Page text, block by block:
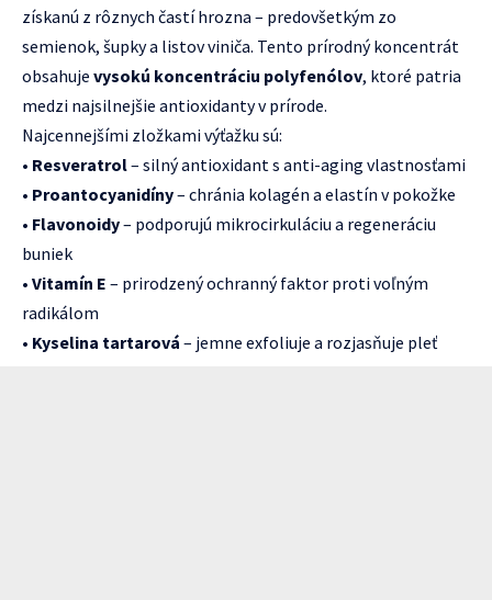
získanú z rôznych častí hrozna – predovšetkým zo
semienok, šupky a listov viniča. Tento prírodný koncentrát
obsahuje vysokú koncentráciu polyfenólov, ktoré patria
medzi najsilnejšie antioxidanty v prírode.
Najcennejšími zložkami výťažku sú:
• Resveratrol– silný antioxidant s anti-aging vlastnosťami
• Proantocyanidíny– chránia kolagén a elastín v pokožke
• Flavonoidy– podporujú mikrocirkuláciu a regeneráciu
buniek
• Vitamín E – prirodzený ochranný faktor proti voľným
radikálom
• Kyselina tartarová – jemne exfoliuje a rozjasňuje pleť